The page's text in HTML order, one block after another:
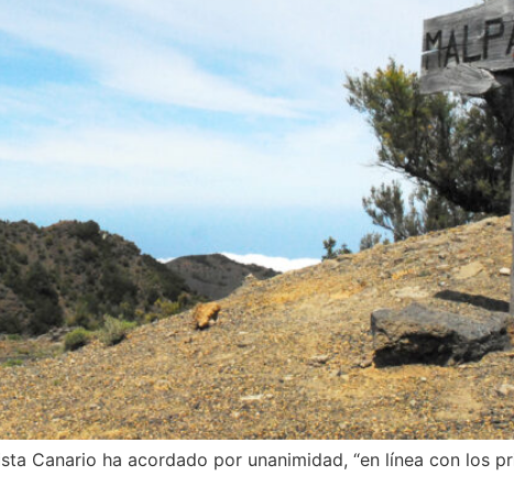
Canario ha acordado por unanimidad, “en línea con los